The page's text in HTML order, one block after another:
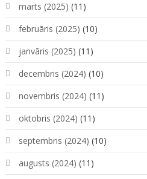
marts (2025) (11)
februāris (2025) (10)
janvāris (2025) (11)
decembris (2024) (10)
novembris (2024) (11)
oktobris (2024) (11)
septembris (2024) (10)
augusts (2024) (11)